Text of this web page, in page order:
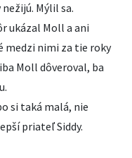
Mýlil sa.
ukázal Moll a ani
medzi nimi za tie roky
Moll dôveroval, ba
si taká malá, nie
priateľ Siddy.